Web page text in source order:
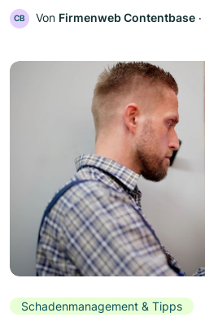
CB Von Firmenweb Contentbase ‧
Schadenmanagement & Tipps